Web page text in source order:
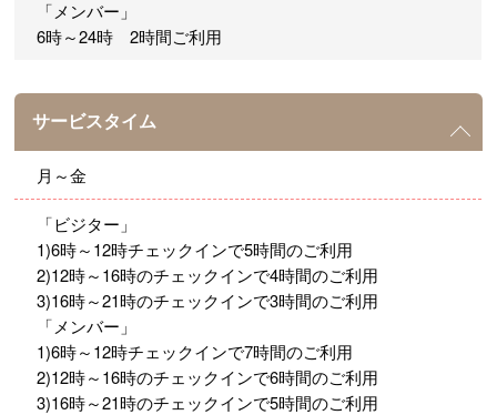
「メンバー」
6時～24時 2時間ご利用
サービスタイム
月～金
「ビジター」
1)6時～12時チェックインで5時間のご利用
2)12時～16時のチェックインで4時間のご利用
3)16時～21時のチェックインで3時間のご利用
「メンバー」
1)6時～12時チェックインで7時間のご利用
2)12時～16時のチェックインで6時間のご利用
3)16時～21時のチェックインで5時間のご利用